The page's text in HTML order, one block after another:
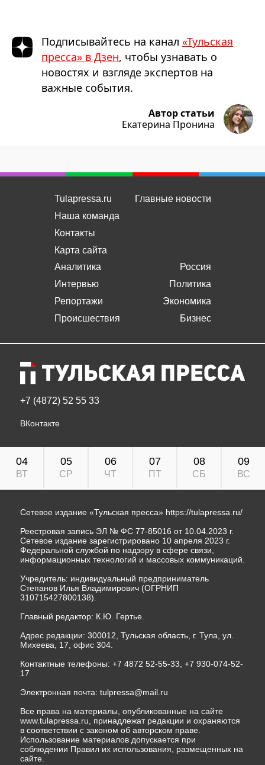
Подписывайтесь на канал «Тульская
пресса» в Дзен, чтобы узнавать о
новостях и взгляде экспертов на
важные события.
Автор статьи
Екатерина Пронина
Tulapressa.ru
Наша команда
Контакты
Карта сайта
Главные новости
Аналитика
Интервью
Репортажи
Происшествия
Россия
Политика
Экономика
Бизнес
+7 (4872) 52 55 33
ВКонтакте
04
ВТ
05
СР
06
ЧТ
07
ПТ
08
СБ
09
ВС
Сетевое издание «Тульская пресса» https://tulapressa.ru/
Реестровая запись ЭЛ № ФС 77-85016 от 10.04.2023 г.
Сетевое издание зарегистрировано 10 апреля 2023 г.
Федеральной службой по надзору в сфере связи,
информационных технологий и массовых коммуникаций.
Учредитель: индивидуальный предприниматель
Степанов Илья Владимирович (ОГРНИП
310715427800138).
Главный редактор: К.Ю. Гертье.
Адрес редакции: 300012, Тульская область, г. Тула, ул.
Михеева, 17, офис 304.
Контактные телефоны: +7 4872 52-55-33, +7 930-074-52-
17
Электронная почта: tulpressa@mail.ru
Все права на материалы, опубликованные на сайте
www.tulapressa.ru, принадлежат редакции и охраняются
в соответствии с законом об авторском праве.
Использование материалов допускается при
соблюдении Правил их использования, размещенных на
сайте.